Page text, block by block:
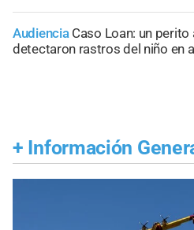
Audiencia Caso Loan: un
detectaron rastros del niño en
+ Información